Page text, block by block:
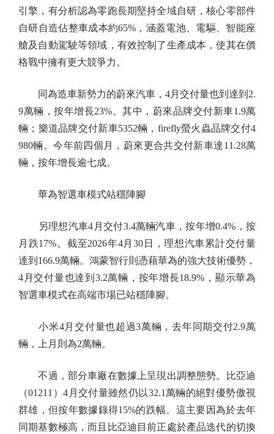
引擎，有分析認為零跑長期堅持全域自研，核心零部件
自研自造佔整車成本約65%，涵蓋電池、電驅、智能座
艙及自動駕駛等領域，有效控制了生產成本，使其在價
格戰中擁有更大競爭力。
同為造車新勢力的蔚來汽車，4月交付量也到達到2.
9萬輛，按年增長23%。其中，蔚來品牌交付新車1.9萬
輛；樂道品牌交付新車5352輛，firefly螢火蟲品牌交付4
980輛。今年前四個月，蔚來更合共交付新車達11.28萬
輛，按年增長逾七成。
華為智選車模式站穩陣腳
另理想汽車4月交付3.4萬輛汽車，按年增0.4%，按
月跌17%。截至2026年4月30日，理想汽車累計交付量
達到166.9萬輛。鴻蒙智行則憑藉華為的強大技術優勢，
4月交付量也達到3.2萬輛，按年增長18.9%，顯示華為
智選車模式在高端市場已站穩陣腳。
小米4月交付量也超過3萬輛，去年同期交付2.9萬
輛，上月則為2萬輛。
不過，部分車廠在數據上呈現出調整態勢。比亞迪
（01211）4月交付量雖然仍以32.1萬輛的絕對優勢傲視
群雄，但按年數據錄得15%的跌幅。這主要因為於去年
同期基數極高，而且比亞迪目前正處於產品迭代的切換